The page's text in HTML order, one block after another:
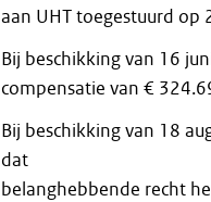
aan UHT toegestuurd op
Bij beschikking van 16
compensatie van €
Bij beschikking van 18
dat
belanghebbende recht